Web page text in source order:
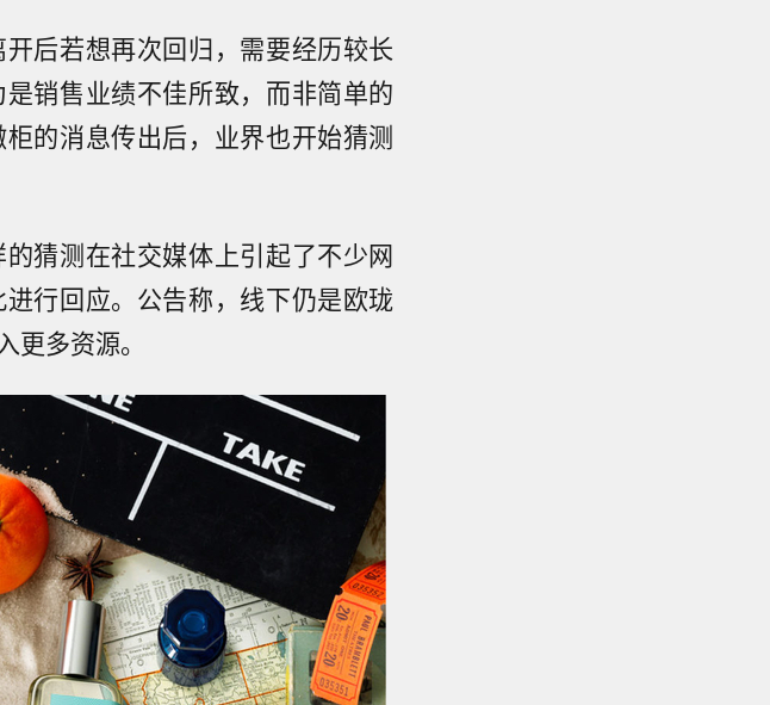
后若想再次回归，需要经历较长
销售业绩不佳所致，而非简单的
的消息传出后，业界也开始猜测
猜测在社交媒体上引起了不少网
行回应。公告称，线下仍是欧珑
多资源。